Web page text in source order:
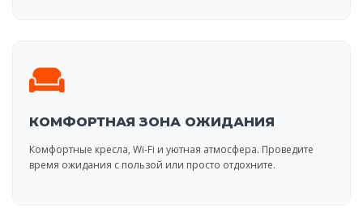
КОМФОРТНАЯ ЗОНА ОЖИДАНИЯ
Комфортные кресла, Wi-Fi и уютная атмосфера. Проведите
время ожидания с пользой или просто отдохните.